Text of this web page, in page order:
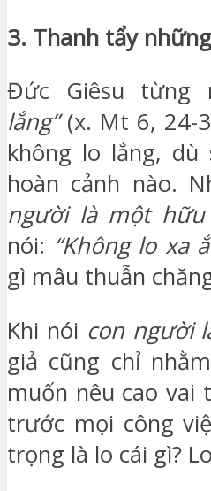
3. Thanh tẩy
Đức Giêsu
lắng”(x. Mt 6, 24-
không lo lắng,
hoàn cảnh nào.
người là một hữu
nói: “Không lo xa
gì mâu thuẫn
Khi nói con người
giả cũng chỉ
muốn nêu cao
trước mọi công
trọng là lo cái gì?